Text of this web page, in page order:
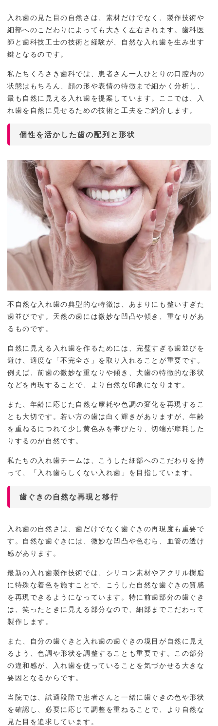
入れ歯の見た目の自然さは、素材だけでなく、製作技術や
細部へのこだわりによっても大きく左右されます。歯科医
師と歯科技工士の技術と経験が、自然な入れ歯を生み出す
鍵となるのです。
私たちくろさき歯科では、患者さん一人ひとりの口腔内の
状態はもちろん、顔の形や表情の特徴まで細かく分析し、
最も自然に見える入れ歯を提案しています。ここでは、入
れ歯を自然に見せるための技術と工夫をご紹介します。
個性を活かした歯の配列と形状
不自然な入れ歯の典型的な特徴は、あまりにも整いすぎた
歯並びです。天然の歯には微妙な凹凸や傾き、重なりがあ
るものです。
自然に見える入れ歯を作るためには、完璧すぎる歯並びを
避け、適度な「不完全さ」を取り入れることが重要です。
例えば、前歯の微妙な重なりや傾き、犬歯の特徴的な形状
などを再現することで、より自然な印象になります。
また、年齢に応じた自然な摩耗や色調の変化を再現するこ
とも大切です。若い方の歯は白く輝きがありますが、年齢
を重ねるにつれて少し黄色みを帯びたり、切端が摩耗した
りするのが自然です。
私たちの入れ歯チームは、こうした細部へのこだわりを持
って、「入れ歯らしくない入れ歯」を目指しています。
歯ぐきの自然な再現と移行
入れ歯の自然さは、歯だけでなく歯ぐきの再現度も重要で
す。自然な歯ぐきには、微妙な凹凸や色むら、血管の透け
感があります。
最新の入れ歯製作技術では、シリコン素材やアクリル樹脂
に特殊な着色を施すことで、こうした自然な歯ぐきの質感
を再現できるようになっています。特に前歯部分の歯ぐき
は、笑ったときに見える部分なので、細部までこだわって
製作します。
また、自分の歯ぐきと入れ歯の歯ぐきの境目が自然に見え
るよう、色調や形状を調整することも重要です。この部分
の違和感が、入れ歯を使っていることを気づかせる大きな
要因となるからです。
当院では、試適段階で患者さんと一緒に歯ぐきの色や形状
を確認し、必要に応じて調整を重ねることで、より自然な
見た目を追求しています。